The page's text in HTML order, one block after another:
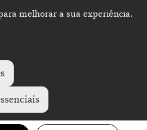
melhorar a sua experiência.
Exposições